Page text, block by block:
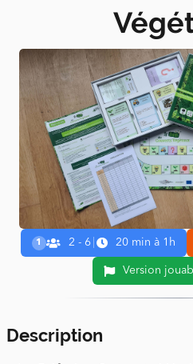
1 2 - 6 20 min à 1h
Version
Description